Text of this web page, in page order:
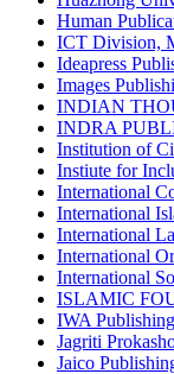
Human
ICT Division,
Ideapress
Images
INDIAN
INDRA
Institution of
Instiute for
International
International
International
International
International
ISLAMIC
IWA
Jagriti
Jaico